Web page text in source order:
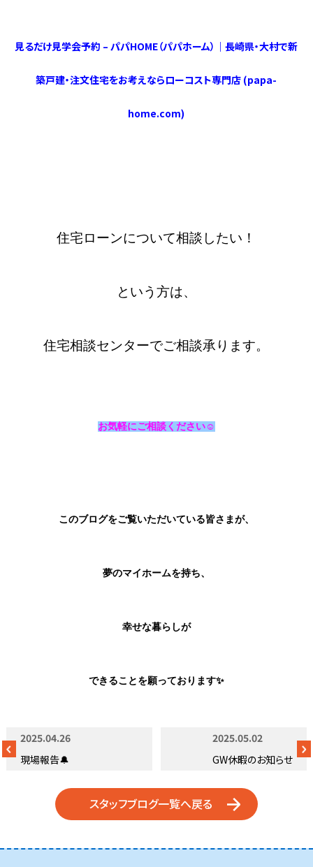
見るだけ見学会予約 – パパHOME（パパホーム）｜長崎県・大村で新
築戸建・注文住宅をお考えならローコスト専門店 (papa-
home.com)
住宅ローンについて相談したい！
という方は、
住宅相談センターでご相談承ります。
お気軽にご相談ください☺️
このブログをご覧いただいている皆さまが、
夢のマイホームを持ち、
幸せな暮らしが
できることを願っております✨
2025.04.26
現場報告🔔
2025.05.02
GW休暇のお知らせ
スタッフブログ一覧へ戻る